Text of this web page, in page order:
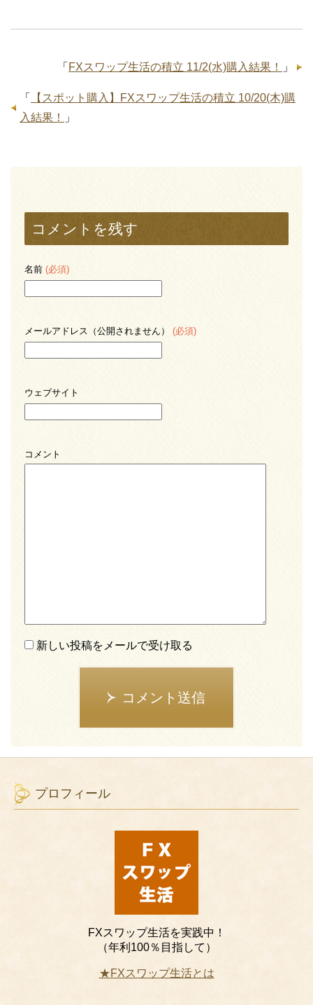
「 FXスワップ生活の積立 11/2(水)購入結果！ 」
「
【スポット購入】FXスワップ生活の積立 10/20(木)購
入結果！
」
コメントを残す
名前 (必須)
メールアドレス（公開されません） (必須)
ウェブサイト
コメント
新しい投稿をメールで受け取る
コメント送信
プロフィール
FXスワップ生活を実践中！
（年利100％目指して）
★FXスワップ生活とは